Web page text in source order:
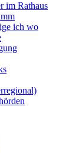
im Rathaus
ich wo